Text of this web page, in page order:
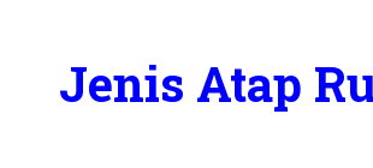
Jenis Atap